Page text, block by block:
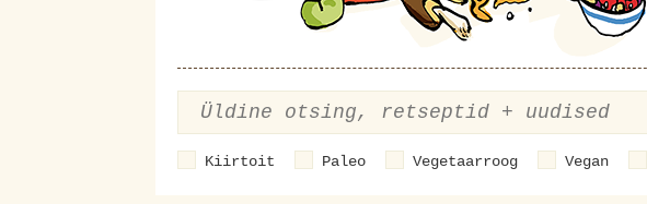
Kiirtoit Paleo Vegetaarroog Vegan